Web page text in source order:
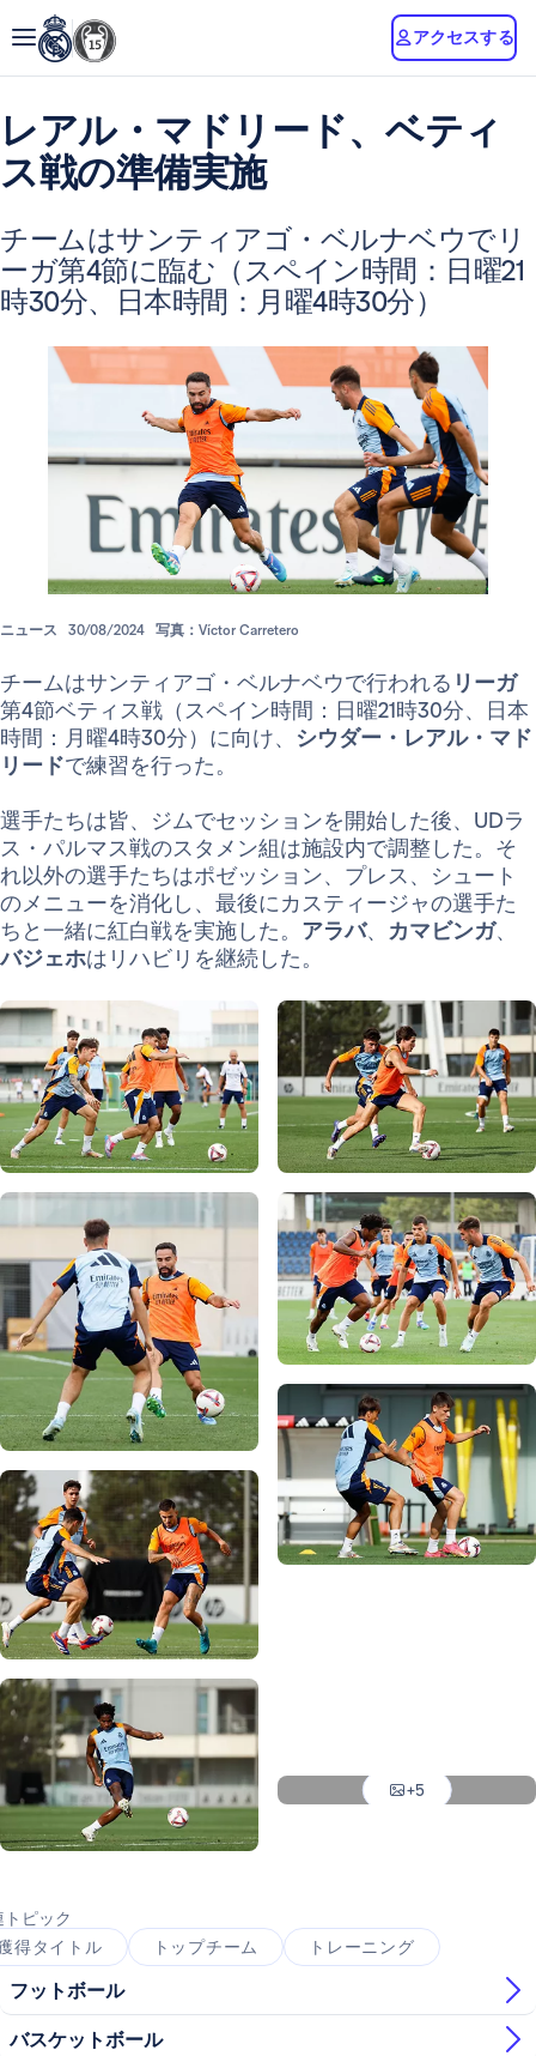
アクセスする
レアル・マドリード、ベティ
ス戦の準備実施
チームはサンティアゴ・ベルナベウでリ
ーガ第4節に臨む（スペイン時間：日曜21
時30分、日本時間：月曜4時30分）
ニュース 30/08/2024 写真：Víctor Carretero
チームはサンティアゴ・ベルナベウで行われる リーガ
第4節ベティス戦（スペイン時間：日曜21時30分、日本
時間：月曜4時30分）に向け、 シウダー・レアル・マド
リードで練習を行った。
選手たちは皆、ジムでセッションを開始した後、UDラ
ス・パルマス戦のスタメン組は施設内で調整した。そ
れ以外の選手たちはポゼッション、プレス、シュート
のメニューを消化し、最後にカスティージャの選手た
ちと一緒に紅白戦を実施した。 アラバ、 カマビンガ、
バジェホはリハビリを継続した。
+5
トピック
得タイトル
トップチーム トレーニング
フットボール
バスケットボール